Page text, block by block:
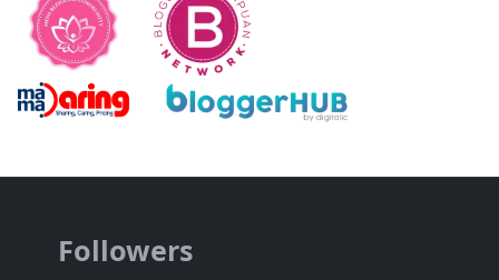
Followers